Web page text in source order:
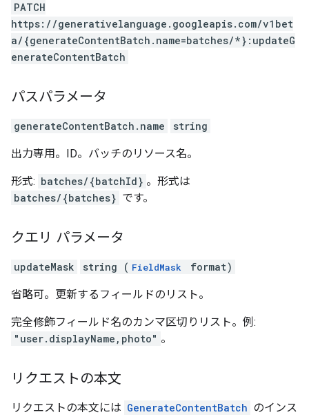
PATCH
https://generativelanguage.googleapis.com/v1bet
a/{generateContentBatch.name=batches/*}:updateG
enerateContentBatch
パスパラメータ
generateContentBatch.name string
出力専用。ID。バッチのリソース名。
形式: batches/{batchId} 。形式は
batches/{batches} です。
クエリ パラメータ
updateMask string ( FieldMask format)
省略可。更新するフィールドのリスト。
完全修飾フィールド名のカンマ区切りリスト。例:
"user.displayName,photo" 。
リクエストの本文
リクエストの本文には GenerateContentBatch のインス